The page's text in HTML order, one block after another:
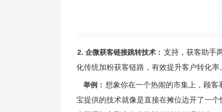
2. 企微获客链接跳转技术： 支持，获客助手
化传统加粉获客链路，有效提升客户转化率
举例： 想象你在一个热闹的市集上，顾
宝提供的技术就像是直接在摊位边开了一